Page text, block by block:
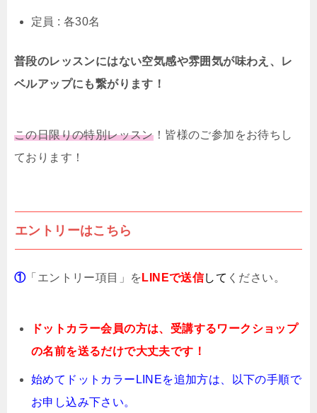
定員 : 各30名
普段のレッスンにはない空気感や雰囲気が味わえ、レ
ベルアップにも繋がります！
この日限りの特別レッスン！皆様のご参加をお待ちし
ております！
エントリーはこちら
①「エントリー項目」を LINEで送信して ください。
ドットカラー会員の方は、受講するワークショップ
の名前を送るだけで大丈夫です！
始めてドットカラーLINEを追加方は、以下の手順で
お申し込み下さい。